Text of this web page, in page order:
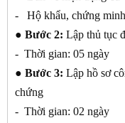
- Hộ khẩu, chứng minh
● Bước 2: Lập thủ tục
- Thời gian: 05 ngày
● Bước 3: Lập hồ sơ
chứng
- Thời gian: 02 ngày